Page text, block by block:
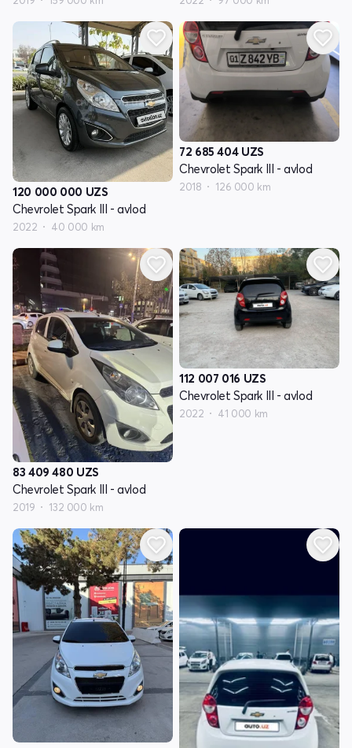
120 000 000 UZS
Chevrolet Spark III - avlod
2022 40 000 km
72 685 404 UZS
Chevrolet Spark III - avlod
2018 126 000 km
83 409 480 UZS
Chevrolet Spark III - avlod
2019 132 000 km
112 007 016 UZS
Chevrolet Spark III - avlod
2022 41 000 km